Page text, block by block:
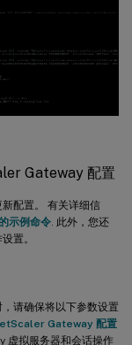
Gateway 配置
配置。 有关详细信
示例命令. 此外，您还
置。
请确保将以下参数设置
Gateway 配置
虚拟服务器和会话操作